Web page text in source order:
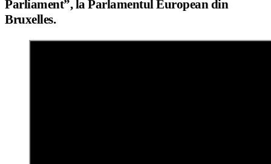
Parliament”, la Parlamentul European din
Bruxelles.